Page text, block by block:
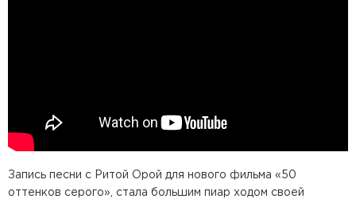
Запись песни с Ритой Орой для нового фильма «50
оттенков серого», стала большим пиар ходом своей